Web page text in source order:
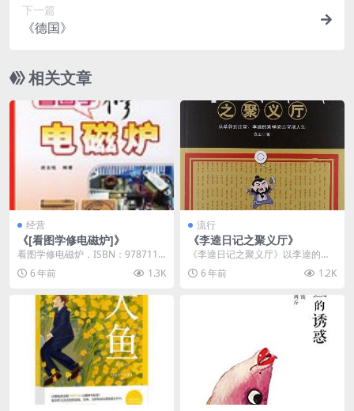
下一篇
《德国》
相关文章
经营
《[看图学修电磁炉]》
看图学修电磁炉，ISBN：9787115
157096，作者：梁吉铭 编著...
6 年前 1.3K
流行
《李逵日记之聚义厅》
《李逵日记之聚义厅》以李逵的官
场升迁经历为蓝本，写出了梁山中
的人性百态与人情翻覆...
6 年前 1.2K